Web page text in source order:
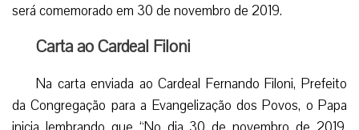
será comemorado em 30 de novembro de 2019.
Carta ao Cardeal Filoni
Na carta enviada ao Cardeal Fernando Filoni, Prefeito
da Congregação para a Evangelização dos Povos, o Papa